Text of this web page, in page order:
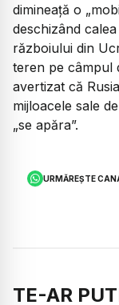
dimineaţă o
deschizând
războiului din
teren pe câmpul
avertizat că
mijloacele sale
„se apăra”.
URMĂREȘTE
TE-AR